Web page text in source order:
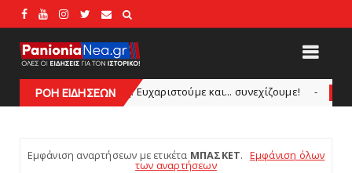
ΡΟΗ ΕΙΔΗΣΕΩΝ
και... συνεχίζουμε! HEADLINES Θλίψη για τον
Εμφάνιση αναρτήσεων με ετικέτα ΜΠΑΣΚΕΤ. Εμφάνιση όλων
των αναρτήσεων